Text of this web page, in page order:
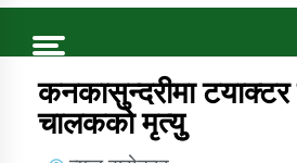
Trending Now
कुषि बिकास कार्यालय
कनकासुन्दरीमा टयाक्टर
चालकको मृत्युु